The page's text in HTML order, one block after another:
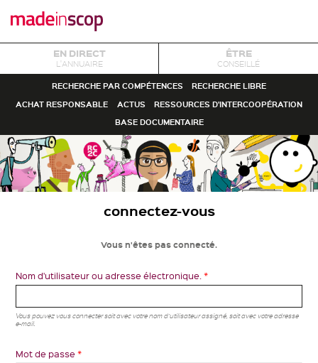
EN DIRECT
L'ANNUAIRE
ÊTRE
CONSEILLÉ
RECHERCHE PAR COMPÉTENCES
RECHERCHE LIBRE
ACHAT RESPONSABLE
ACTUS
RESSOURCES D'INTERCOOPÉRATION
BASE DOCUMENTAIRE
connectez-vous
Vous n'êtes pas connecté.
Nom d'utilisateur ou adresse électronique.*
Vous pouvez vous connecter soit avec votre nom d'utilisateur assigné, soit avec votre adresse
e-mail.
Mot de passe*